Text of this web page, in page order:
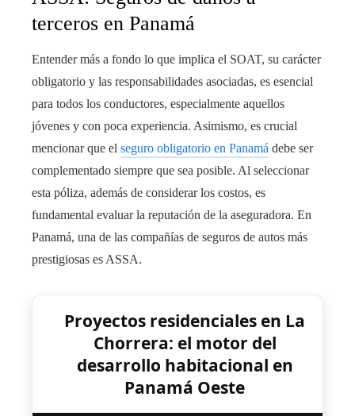
terceros en Panamá
Entender más a fondo lo que implica el SOAT, su carácter
obligatorio y las responsabilidades asociadas, es esencial
para todos los conductores, especialmente aquellos
jóvenes y con poca experiencia. Asimismo, es crucial
mencionar que el seguro obligatorio en Panamá debe ser
complementado siempre que sea posible. Al seleccionar
esta póliza, además de considerar los costos, es
fundamental evaluar la reputación de la aseguradora. En
Panamá, una de las compañías de seguros de autos más
prestigiosas es ASSA.
Proyectos residenciales en La
Chorrera: el motor del
desarrollo habitacional en
Panamá Oeste